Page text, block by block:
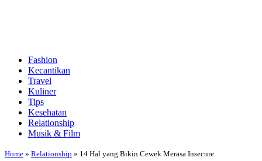
Fashion
Kecantikan
Travel
Kuliner
Tips
Kesehatan
Relationship
Musik & Film
Home » Relationship » 14 Hal yang Bikin Cewek Merasa Insecure